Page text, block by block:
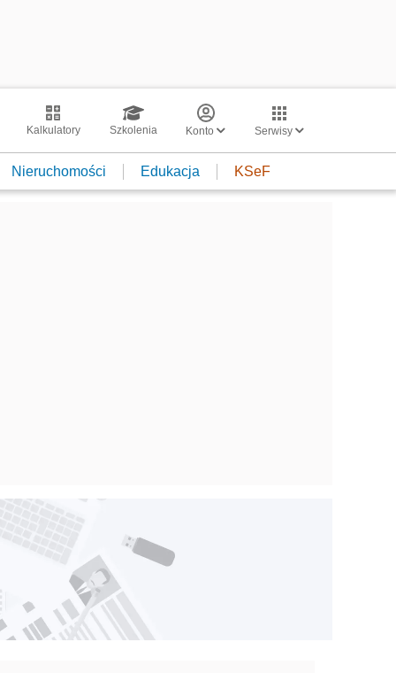
Kalkulatory Szkolenia Konto Serwisy
Nieruchomości Edukacja KSeF